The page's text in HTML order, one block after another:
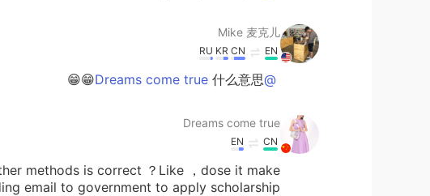
Mike 麦克儿
EN
CN
KR
RU
@Dreams come true
什么意思😁😁
Dreams come true
CN
EN
methods is correct ？Like ，dose it make
email to government to apply scholarship.